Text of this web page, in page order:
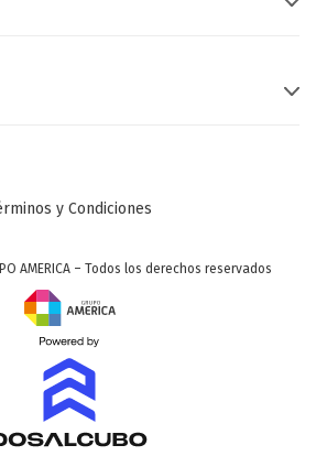
y Condiciones
AMERICA – Todos los derechos reservados